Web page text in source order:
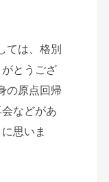
ては、格別
とうござ
の原点回帰
などがあ
思いま